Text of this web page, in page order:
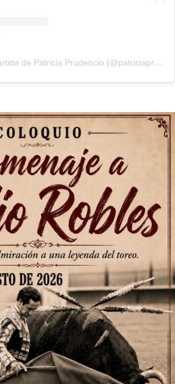
Una publicación compartida de Patricia Prudencio (@patriciaprudencio98)